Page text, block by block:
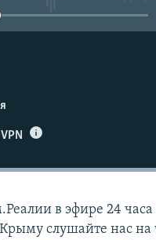
в эфире 24 часа
слушайте нас на